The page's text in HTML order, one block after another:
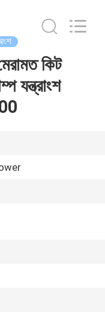
কিট
যন্ত্রাংশ